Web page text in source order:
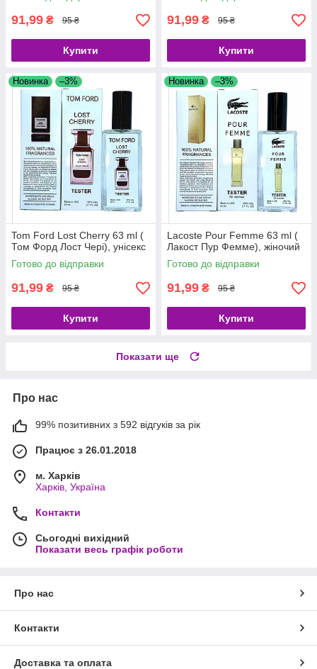
91,99 ₴ 95 ₴
Купити
91,99 ₴ 95 ₴
Купити
Новинка –3%
Tom Ford Lost Cherry 63 ml (
Том Форд Лост Чері), унісекс
Готово до відправки
91,99 ₴ 95 ₴
Купити
Новинка –3%
Lacoste Pour Femme 63 ml (
Лакост Пур Фемме), жіночий
Готово до відправки
91,99 ₴ 95 ₴
Купити
Показати ще
Про нас
99% позитивних з 592 відгуків за рік
Працює з 26.01.2018
м. Харків
Харків, Україна
Контакти
Сьогодні вихідний
Показати весь графік роботи
Про нас
Контакти
Доставка та оплата